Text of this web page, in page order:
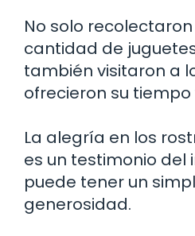
No solo
cantidad de
también visitaron a
ofrecieron su
La alegría en los
es un testimonio del
puede tener un
generosidad.